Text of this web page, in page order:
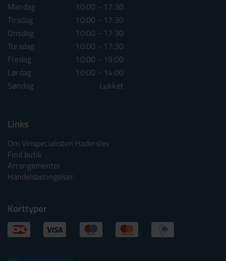
Mandag
10:00 - 17:30
Tirsdag
10:00 - 17:30
Onsdag
10:00 - 17:30
Torsdag
10:00 - 17:30
Fredag
10:00 - 19:00
Lørdag
10:00 - 14:00
Søndag
Lukket
Links
Om Vinspecialisten Haderslev
Find butik
Arrangementer
Handelsbetingelser
Korttyper